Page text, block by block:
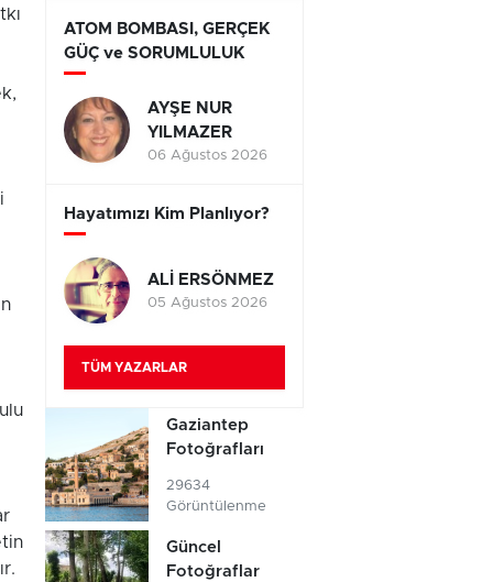
ATOM BOMBASI, GERÇEK
GÜÇ ve SORUMLULUK
AYŞE NUR
YILMAZER
06 Ağustos 2026
Hayatımızı Kim Planlıyor?
ALİ ERSÖNMEZ
05 Ağustos 2026
TÜM YAZARLAR
Gaziantep
Fotoğrafları
29634
Görüntülenme
Güncel
Fotoğraflar